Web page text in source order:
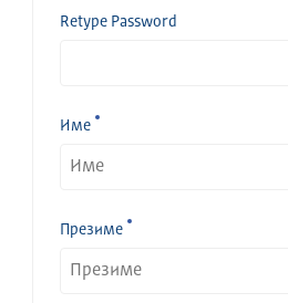
Retype Password
Име
Презиме